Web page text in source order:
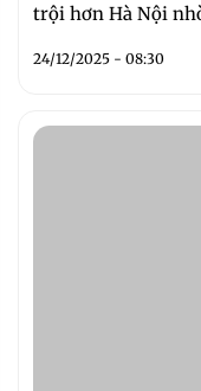
trội hơn Hà Nội
24/12/2025 - 08:30